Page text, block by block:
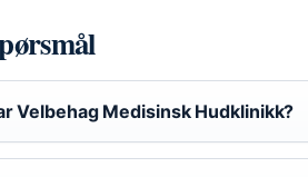
Velbehag Medisinsk Hudklinikk?